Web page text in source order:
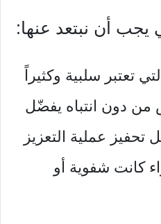
يجب أن نبتعد عنها:
تعتبر سلبية وكثيراً
من دون انتباه يفضّل
عملية التعزيز
كانت شفوية أو